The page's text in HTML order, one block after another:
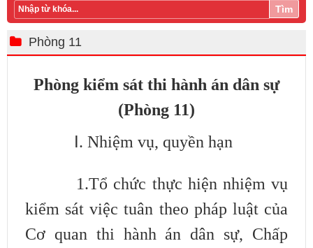
Tìm
Phòng 11
Phòng kiểm sát thi hành án dân sự
(Phòng 11)
I. Nhiệm vụ, quyền hạn
​1.Tổ chức thực hiện nhiệm vụ
kiểm sát việc tuân theo pháp luật của
Cơ quan thi hành án dân sự, Chấp